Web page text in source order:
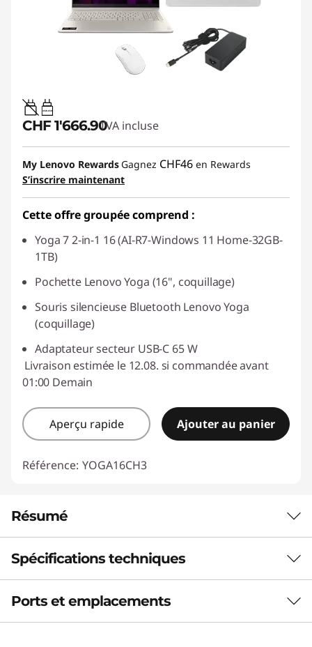
45W-65W
CHF 1'666.90TVA incluse
My Lenovo Rewards Gagnez CHF46 en Rewards
S’inscrire maintenant
Cette offre groupée comprend :
Yoga 7 2-in-1 16 (AI-R7-Windows 11 Home-32GB-
1TB)
Pochette Lenovo Yoga (16", coquillage)
Souris silencieuse Bluetooth Lenovo Yoga
(coquillage)
Adaptateur secteur USB-C 65 W
Livraison estimée le 12.08. si commandée avant
01:00 Demain
Aperçu rapide Ajouter au panier
Référence: YOGA16CH3
Résumé
CONÇU POUR RÉPONDRE À VOS
BESOINS
Flexibilité ultime,
Spécifications techniques
Performances
Ports et emplacements